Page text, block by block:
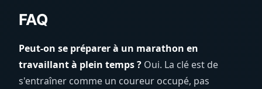
FAQ
Peut-on se préparer à un marathon en
travaillant à plein temps ? Oui. La clé est de
s'entraîner comme un coureur occupé, pas